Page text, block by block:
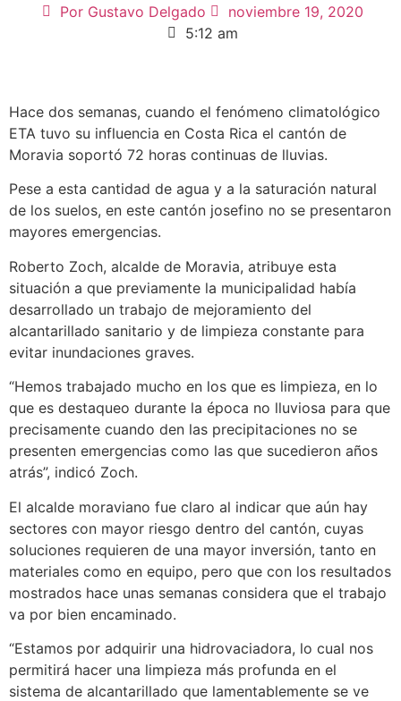
Por Gustavo Delgado
noviembre 19, 2020
5:12 am
Hace dos semanas, cuando el fenómeno climatológico
ETA tuvo su influencia en Costa Rica el cantón de
Moravia soportó 72 horas continuas de lluvias.
Pese a esta cantidad de agua y a la saturación natural
de los suelos, en este cantón josefino no se presentaron
mayores emergencias.
Roberto Zoch, alcalde de Moravia, atribuye esta
situación a que previamente la municipalidad había
desarrollado un trabajo de mejoramiento del
alcantarillado sanitario y de limpieza constante para
evitar inundaciones graves.
“Hemos trabajado mucho en los que es limpieza, en lo
que es destaqueo durante la época no lluviosa para que
precisamente cuando den las precipitaciones no se
presenten emergencias como las que sucedieron años
atrás”, indicó Zoch.
El alcalde moraviano fue claro al indicar que aún hay
sectores con mayor riesgo dentro del cantón, cuyas
soluciones requieren de una mayor inversión, tanto en
materiales como en equipo, pero que con los resultados
mostrados hace unas semanas considera que el trabajo
va por bien encaminado.
“Estamos por adquirir una hidrovaciadora, lo cual nos
permitirá hacer una limpieza más profunda en el
sistema de alcantarillado que lamentablemente se ve